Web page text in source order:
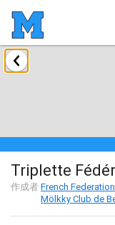
Triplette
作成者 French
Mölkky Club de
2026年1月
Tournoi de la
Open de
2026年1月17日
中止
Concours de
2026年1月18日